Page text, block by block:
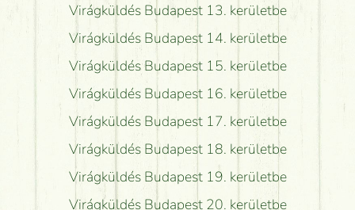
Virágküldés Budapest 13. kerületbe
Virágküldés Budapest 14. kerületbe
Virágküldés Budapest 15. kerületbe
Virágküldés Budapest 16. kerületbe
Virágküldés Budapest 17. kerületbe
Virágküldés Budapest 18. kerületbe
Virágküldés Budapest 19. kerületbe
Virágküldés Budapest 20. kerületbe